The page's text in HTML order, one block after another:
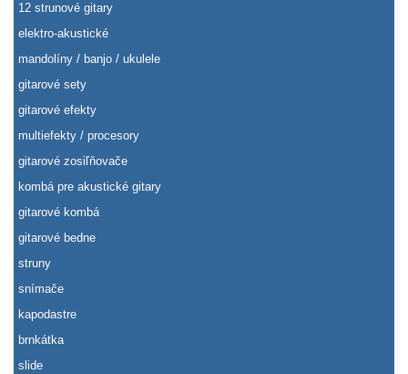
12 strunové gitary
elektro-akustické
mandolíny / banjo / ukulele
gitarové sety
gitarové efekty
multiefekty / procesory
gitarové zosiľňovače
kombá pre akustické gitary
gitarové kombá
gitarové bedne
struny
snímače
kapodastre
brnkátka
slide